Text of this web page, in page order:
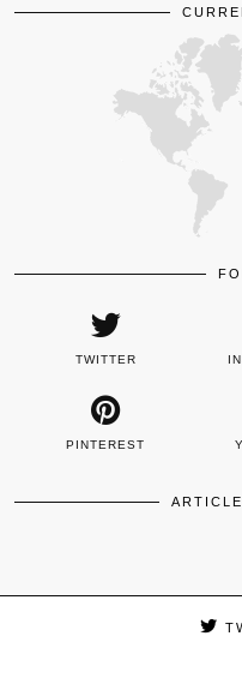
TWITTER
PINTEREST